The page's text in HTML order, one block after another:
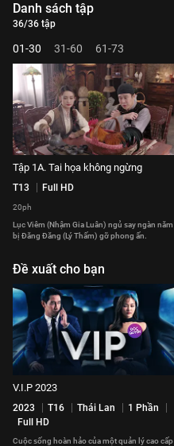
Danh sách tập
36/36 tập
01-30 31-60 61-73
Tập 1A. Tai họa không ngừng
T13 Full HD
20ph
Lục Viêm (Nhậm Gia Luân) ngủ say ngàn năm
bị Đăng Đăng (Lý Thấm) gỡ phong ấn.
Đề xuất cho bạn
V.I.P 2023
2023 T16 Thái Lan
1 Phần
Full HD
Cuộc sống hoàn hảo của một quản lý cao cấp